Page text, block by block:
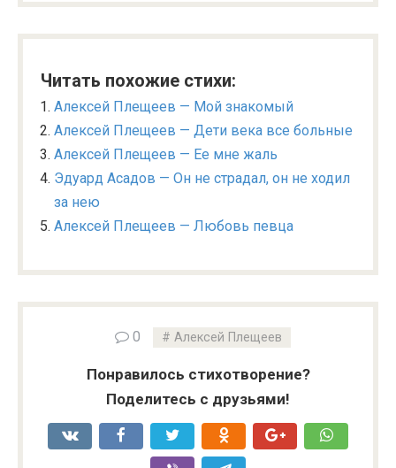
Читать похожие стихи:
Алексей Плещеев — Мой знакомый
Алексей Плещеев — Дети века все больные
Алексей Плещеев — Ее мне жаль
Эдуард Асадов — Он не страдал, он не ходил
за нею
Алексей Плещеев — Любовь певца
0 Алексей Плещеев
Понравилось стихотворение?
Поделитесь с друзьями!